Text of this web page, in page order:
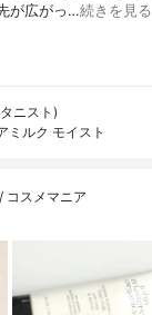
が広がっ…続きを見る
ニスト)
ミルク モイスト
コスメマニア